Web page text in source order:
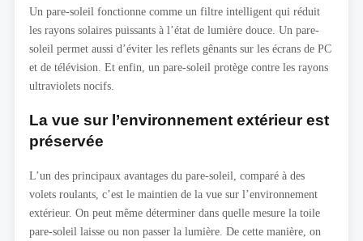
Un pare-soleil fonctionne comme un filtre intelligent qui réduit
les rayons solaires puissants à l’état de lumière douce. Un pare-
soleil permet aussi d’éviter les reflets gênants sur les écrans de PC
et de télévision. Et enfin, un pare-soleil protège contre les rayons
ultraviolets nocifs.
La vue sur l’environnement extérieur est
préservée
L’un des principaux avantages du pare-soleil, comparé à des
volets roulants, c’est le maintien de la vue sur l’environnement
extérieur. On peut même déterminer dans quelle mesure la toile
pare-soleil laisse ou non passer la lumière. De cette manière, on